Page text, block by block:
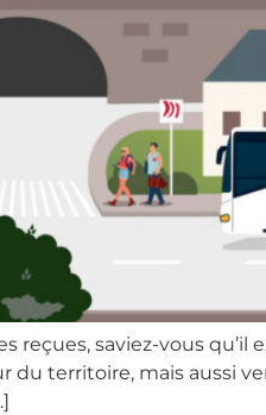
saviez-vous qu’il
du territoire, mais aussi